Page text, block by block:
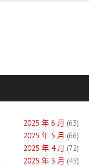
2025 年 6 月 (63)
2025 年 5 月 (66)
2025 年 4 月 (72)
2025 年 3 月 (45)